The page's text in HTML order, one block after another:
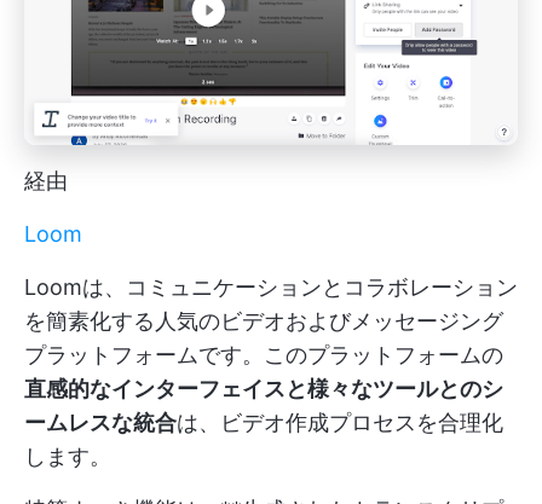
経由
Loom
Loomは、コミュニケーションとコラボレーション
を簡素化する人気のビデオおよびメッセージング
プラットフォームです。このプラットフォームの
直感的なインターフェイスと様々なツールとのシ
ームレスな統合は、ビデオ作成プロセスを合理化
します。